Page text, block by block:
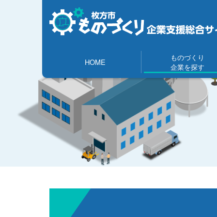
HOME
ものづくり
企業を探す